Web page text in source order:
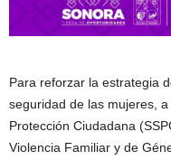
Para reforzar la estrategia
seguridad de las mujeres,
Protección Ciudadana
Violencia Familiar y de